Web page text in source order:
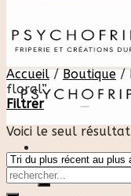
Recherche
pour :
Accueil / Boutique /
floral”
Filtrer
Voici le seul résultat